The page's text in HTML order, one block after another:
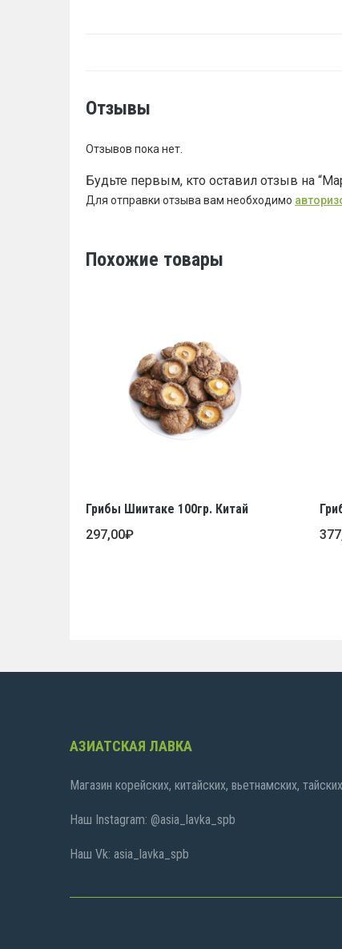
Отзывы
Отзывов пока нет.
Будьте первым, кто оставил отзыв на
Для отправки отзыва вам необходимо
Похожие товары
Грибы Шиитаке 100гр. Китай
297,00₽
АЗИАТСКАЯ ЛАВКА
Магазин корейских, китайских, вьетнамских,
Наш Instagram: @asia_lavka_spb
Наш Vk: asia_lavka_spb